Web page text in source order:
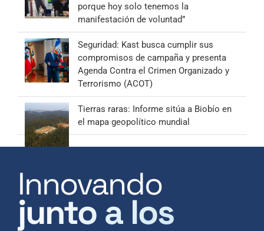
porque hoy solo tenemos la
manifestación de voluntad”
Seguridad: Kast busca cumplir sus
compromisos de campaña y presenta
Agenda Contra el Crimen Organizado y
Terrorismo (ACOT)
Tierras raras: Informe sitúa a Biobío en
el mapa geopolítico mundial
Innovando
junto a los